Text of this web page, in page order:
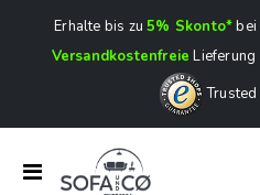
Erhalte bis zu5% Skonto*bei
Versandkostenfreie Lieferung
Navigation